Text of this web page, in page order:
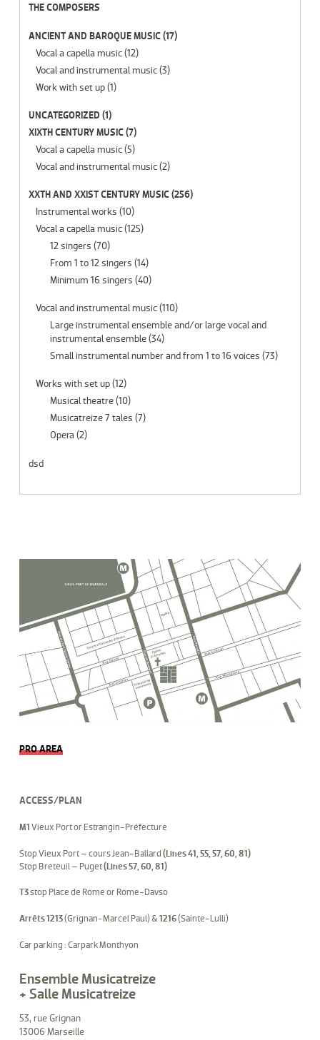
THE COMPOSERS
ANCIENT AND BAROQUE MUSIC(17)
Vocal a capella music(12)
Vocal and instrumental music(3)
Work with set up(1)
UNCATEGORIZED (1)
XIXTH CENTURY MUSIC(7)
Vocal a capella music(5)
Vocal and instrumental music(2)
XXTH AND XXIST CENTURY MUSIC(256)
Instrumental works (10)
Vocal a capella music(125)
12 singers (70)
From 1 to 12 singers (14)
Minimum 16 singers (40)
Vocal and instrumental music(110)
Large instrumental ensemble and/or large vocal and
instrumental ensemble(34)
Small instrumental number and from 1 to 16 voices (73)
Works with set up(12)
Musical theatre(10)
Musicatreize 7 tales (7)
Opera (2)
dsd
PRO AREA
ACCESS/PLAN
M1 Vieux Port or Estrangin-Préfecture
Stop Vieux Port – cours Jean-Ballard (Lines 41, 55, 57, 60, 81)
Stop Breteuil – Puget(Lines 57, 60, 81)
T3stop Place de Rome or Rome-Davso
Arrêts 1213(Grignan-Marcel Paul) & 1216(Sainte-Lulli)
Car parking : Carpark Monthyon
Ensemble Musicatreize
+ Salle Musicatreize
53, rue Grignan
13006 Marseille